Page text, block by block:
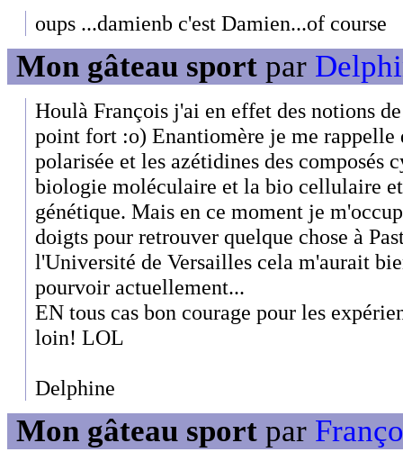
oups ...damienb c'est Damien...of course
Mon gâteau sport par
Houlà François j'ai en effet des notions
point fort :o) Enantiomère je me rappelle
polarisée et les azétidines des composés
biologie moléculaire et la bio cellulaire
génétique. Mais en ce moment je
doigts pour retrouver quelque chose à
l'Université de Versailles cela m'aurait
pourvoir actuellement...
EN tous cas bon courage pour les
loin! LOL
Delphine
Mon gâteau sport par